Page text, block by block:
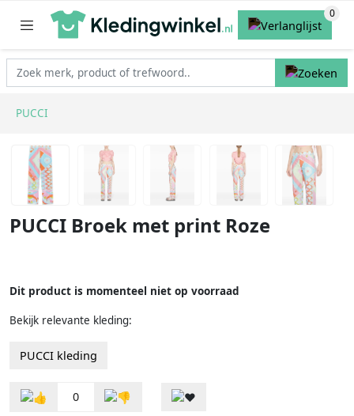
PUCCI
PUCCI Broek met print Roze
Dit product is momenteel niet op voorraad
Bekijk relevante kleding:
PUCCI kleding
0